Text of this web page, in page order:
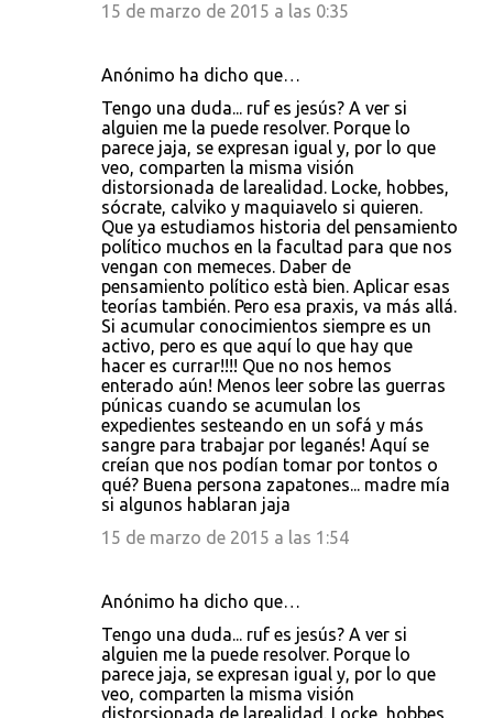
15 de marzo de 2015 a las 0:35
Anónimo ha dicho que…
Tengo una duda... ruf es jesús? A ver si
alguien me la puede resolver. Porque lo
parece jaja, se expresan igual y, por lo que
veo, comparten la misma visión
distorsionada de larealidad. Locke, hobbes,
sócrate, calviko y maquiavelo si quieren.
Que ya estudiamos historia del pensamiento
político muchos en la facultad para que nos
vengan con memeces. Daber de
pensamiento político està bien. Aplicar esas
teorías también. Pero esa praxis, va más allá.
Si acumular conocimientos siempre es un
activo, pero es que aquí lo que hay que
hacer es currar!!!! Que no nos hemos
enterado aún! Menos leer sobre las guerras
púnicas cuando se acumulan los
expedientes sesteando en un sofá y más
sangre para trabajar por leganés! Aquí se
creían que nos podían tomar por tontos o
qué? Buena persona zapatones... madre mía
si algunos hablaran jaja
15 de marzo de 2015 a las 1:54
Anónimo ha dicho que…
Tengo una duda... ruf es jesús? A ver si
alguien me la puede resolver. Porque lo
parece jaja, se expresan igual y, por lo que
veo, comparten la misma visión
distorsionada de larealidad. Locke, hobbes,